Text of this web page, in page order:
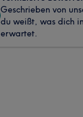
Geschrieben von
du weißt, was dich
erwartet.